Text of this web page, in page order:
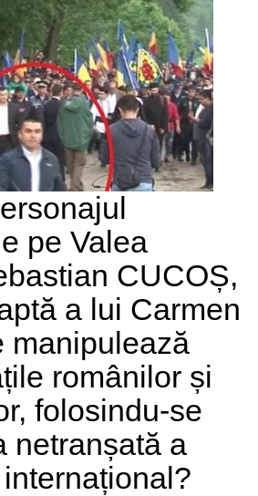
pe Valea
CUCOȘ,
a lui Carmen
manipulează
românilor și
folosindu-se
netranșată a